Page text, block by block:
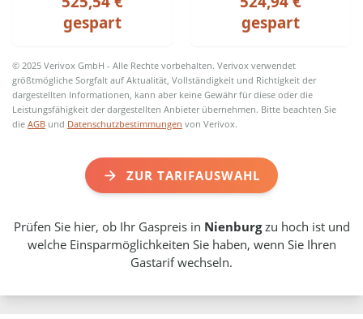
gespart
gespart
© 2025 Verivox GmbH - Alle Rechte vorbehalten. Verivox verwendet
größtmögliche Sorgfalt auf Aktualität, Vollständigkeit und Richtigkeit der
dargestellten Informationen, kann aber keine Gewähr für diese oder die
Leistungsfähigkeit der dargestellten Anbieter übernehmen. Bitte beachten Sie
dieAGB und Datenschutzbestimmungen von Verivox.
ZUR TARIFAUSWAHL
Prüfen Sie hier, ob Ihr Gaspreis in Nienburgzu hoch ist und
welche Einsparmöglichkeiten Sie haben, wenn Sie Ihren
Gastarif wechseln.